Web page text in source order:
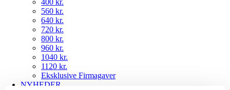
400 kr.
560 kr.
640 kr.
720 kr.
800 kr.
960 kr.
1040 kr.
1120 kr.
Eksklusive Firmagaver
NYHEDER